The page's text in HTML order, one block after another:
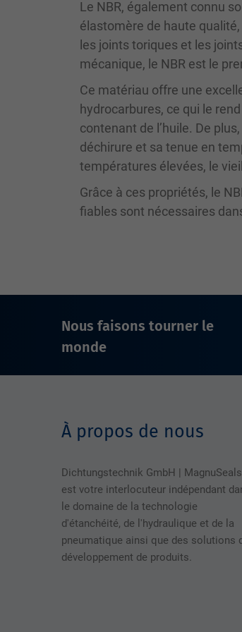
Le NBR, également connu
élastomère de haute
les joints toriques et les
mécanique, le NBR est le
Ce matériau offre une
hydrocarbures, ce qui le
contenant de l’huile. De
déchirure et sa tenue en
températures élevées, le
Grâce à ces propriétés, le
fiables sont nécessaires
Nous faisons tourner le
monde
À propos de nous
Dichtungstechnik GmbH | MagnuSeals
est votre interlocuteur indépendant
le domaine de la technologie
d'étanchéité, de l'hydraulique et de la
pneumatique ainsi que des solutions
développement de produits.